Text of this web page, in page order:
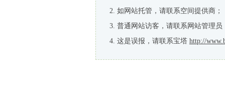
如网站托管，请联系空间提供商；
普通网站访客，请联系网站管理员
这是误报，请联系宝塔 http://